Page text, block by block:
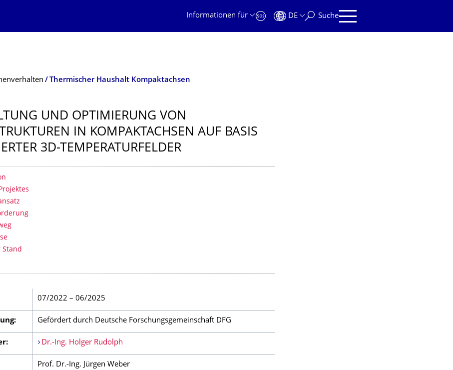
Informationen für
DE Suche
Thermischer Haushalt Kompaktachsen
UND OPTIMIERUNG VON
IN KOMPAKTACHSEN AUF BASIS
3D-TEMPERATURFEL­DER
Stand
07/2022 – 06/2025
Gefördert durch Deutsche Forschungsgemeinschaft DFG
Dr.-Ing. Holger Rudolph
Prof. Dr.-Ing. Jürgen Weber